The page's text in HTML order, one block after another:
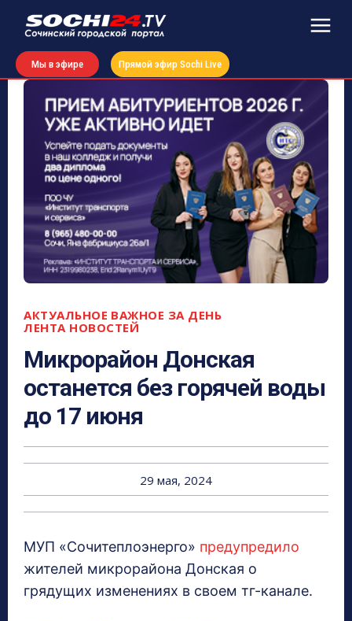
Мы в эфире Прямой эфир Sochi Live
АКТУАЛЬНОЕ ВАЖНОЕ ЗА ДЕНЬ
ЛЕНТА НОВОСТЕЙ
Микрорайон Донская
останется без горячей воды
до 17 июня
29 мая, 2024
МУП «Сочитеплоэнерго» предупредило
жителей микрорайона Донская о
грядущих изменениях в своем тг-канале.